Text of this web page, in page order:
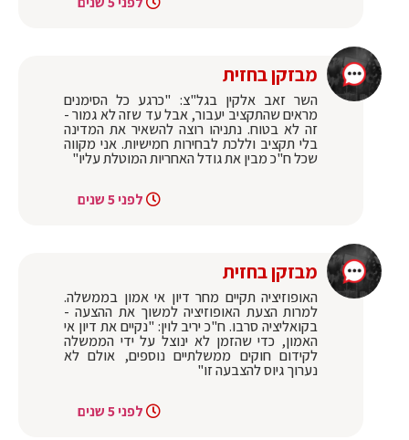
מבזקן בחזית
השר זאב אלקין בגל"צ: "כרגע כל הסימנים
מראים שהתקציב יעבור, אבל עד שזה לא גמור -
זה לא בטוח. נתניהו רוצה להשאיר את המדינה
בלי תקציב וללכת לבחירות חמישיות. אני מקווה
שכל ח"כ מבין את גודל האחריות המוטלת עליו"
לפני 5 שנים
מבזקן בחזית
האופוזיציה תקיים מחר דיון אי אמון בממשלה.
למרות הצעת האופוזיציה למשוך את ההצעה -
בקואליציה סרבו. ח"כ יריב לוין: "נקיים את דיון אי
האמון, כדי שהזמן לא ינוצל על ידי הממשלה
לקידום חוקים ממשלתיים נוספים, אולם לא
נערוך גיוס להצבעה זו"
לפני 5 שנים